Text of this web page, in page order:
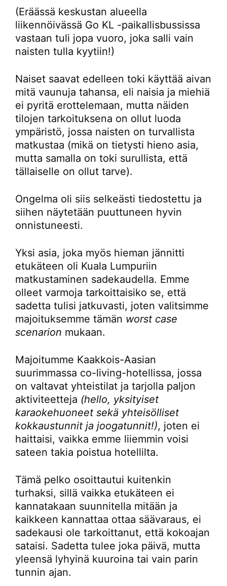
(Eräässä keskustan alueella
liikennöivässä Go KL -paikallisbussissa
vastaan tuli jopa vuoro, joka salli vain
naisten tulla kyytiin!)
Naiset saavat edelleen toki käyttää aivan
mitä vaunuja tahansa, eli naisia ja miehiä
ei pyritä erottelemaan, mutta näiden
tilojen tarkoituksena on ollut luoda
ympäristö, jossa naisten on turvallista
matkustaa (mikä on tietysti hieno asia,
mutta samalla on toki surullista, että
tällaiselle on ollut tarve).
Ongelma oli siis selkeästi tiedostettu ja
siihen näytetään puuttuneen hyvin
onnistuneesti.
Yksi asia, joka myös hieman jännitti
etukäteen oli Kuala Lumpuriin
matkustaminen sadekaudella. Emme
olleet varmoja tarkoittaisiko se, että
sadetta tulisi jatkuvasti, joten valitsimme
majoituksemme tämän worst case
scenarion mukaan.
Majoitumme Kaakkois-Aasian
suurimmassa co-living-hotellissa, jossa
on valtavat yhteistilat ja tarjolla paljon
aktiviteetteja (hello, yksityiset
karaokehuoneet sekä yhteisölliset
kokkaustunnit ja joogatunnit!), joten ei
haittaisi, vaikka emme liiemmin voisi
sateen takia poistua hotellilta.
Tämä pelko osoittautui kuitenkin
turhaksi, sillä vaikka etukäteen ei
kannatakaan suunnitella mitään ja
kaikkeen kannattaa ottaa säävaraus, ei
sadekausi ole tarkoittanut, että kokoajan
sataisi. Sadetta tulee joka päivä, mutta
yleensä lyhyinä kuuroina tai vain parin
tunnin ajan.